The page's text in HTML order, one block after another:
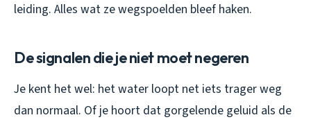
leiding. Alles wat ze wegspoelden bleef haken.
De signalen die je niet moet negeren
Je kent het wel: het water loopt net iets trager weg
dan normaal. Of je hoort dat gorgelende geluid als de